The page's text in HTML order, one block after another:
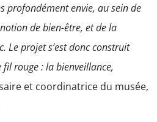
profondément envie, au sein de
de bien-être, et de la
Le projet s’est donc construit
fil rouge : la bienveillance,
et coordinatrice du musée,